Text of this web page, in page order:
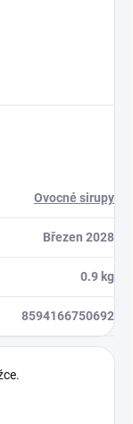
Ovocné sirupy
Březen 2028
0.9 kg
8594166750692